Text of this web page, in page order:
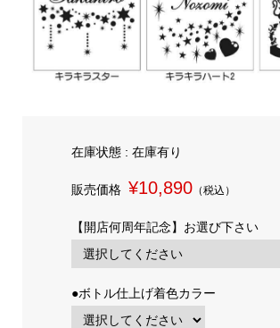
在庫状態 : 在庫有り
販売価格 ¥10,890（税込）
【開店何周年記念】お選び下さい
●ボトル仕上げ着色カラー